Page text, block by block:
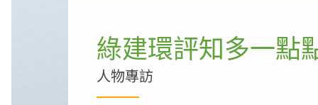
綠建環評知多一點
人物專訪